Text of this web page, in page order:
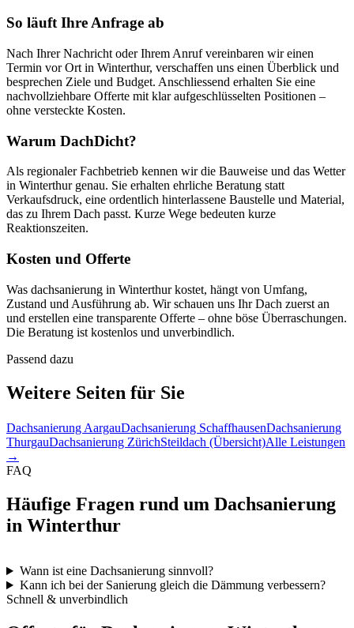
So läuft Ihre Anfrage ab
Nach Ihrer Nachricht oder Ihrem Anruf vereinbaren wir einen
Termin vor Ort in Winterthur, verschaffen uns einen Überblick und
besprechen Ziele und Budget. Anschliessend erhalten Sie eine
nachvollziehbare Offerte mit klar aufgeschlüsselten Positionen –
ohne versteckte Kosten.
Warum DachDicht?
Als regionaler Fachbetrieb kennen wir die Bauweise und das Wetter
in Winterthur genau. Sie erhalten ehrliche Beratung statt
Verkaufsdruck, eine ordentlich hinterlassene Baustelle und Material,
das zu Ihrem Dach passt. Kurze Wege bedeuten kurze
Reaktionszeiten.
Kosten und Offerte
Was dachsanierung in Winterthur kostet, hängt von Umfang,
Zustand und Ausführung ab. Wir schauen uns Ihr Dach zuerst an
und erstellen eine transparente Offerte – ohne böse Überraschungen.
Die Beratung ist kostenlos und unverbindlich.
Passend dazu
Weitere Seiten für Sie
Dachsanierung AargauDachsanierung SchaffhausenDachsanierung
ThurgauDachsanierung ZürichSteildach (Übersicht)Alle Leistungen
→
FAQ
Häufige Fragen rund um Dachsanierung
in Winterthur
Wann ist eine Dachsanierung sinnvoll?
Kann ich bei der Sanierung gleich die Dämmung verbessern?
Schnell & unverbindlich